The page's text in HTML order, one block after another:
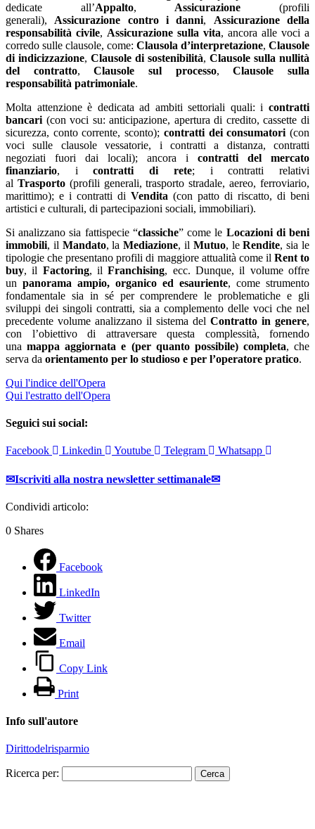
dedicate all’Appalto, Assicurazione (profili
generali), Assicurazione contro i danni, Assicurazione della
responsabilità civile, Assicurazione sulla vita, ancora alle voci a
corredo sulle clausole, come: Clausola d’interpretazione, Clausole
di indicizzazione, Clausole di sostenibilità, Clausole sulla nullità
del contratto,Clausole sul processo,Clausole sulla
responsabilità patrimoniale.
Molta attenzione è dedicata ad ambiti settoriali quali: i contratti
bancari (con voci su: anticipazione, apertura di credito, cassette di
sicurezza, conto corrente, sconto); contratti dei consumatori (con
voci sulle clausole vessatorie, i contratti a distanza, contratti
negoziati fuori dai locali); ancora i contratti del mercato
finanziario, icontratti di rete; i contratti relativi
al Trasporto(profili generali, trasporto stradale, aereo, ferroviario,
marittimo); e i contratti di Vendita (con patto di riscatto, di beni
artistici e culturali, di partecipazioni sociali, immobiliari).
Si analizzano sia fattispecie “classiche” come le Locazioni di beni
immobili, il Mandato, laMediazione, il Mutuo, leRendite, sia le
tipologie che presentano profili di maggiore attualità come il Rent to
buy, il Factoring, ilFranchising, ecc. Dunque, il volume offre
un panorama ampio, organico ed esauriente, come strumento
fondamentale sia in sé per comprendere le problematiche e gli
sviluppi dei singoli contratti, sia a complemento delle voci che nel
precedente volume analizzano il sistema del Contratto in genere,
con l’obiettivo di attraversare questa complessità, fornendo
unamappa aggiornata e (per quanto possibile) completa, che
serva da orientamento per lo studioso e per l’operatore pratico.
Qui l'indice dell'Opera
Qui l'estratto dell'Opera
Seguici sui social:
Facebook Linkedin Youtube Telegram Whatsapp
✉Iscriviti alla nostra newsletter settimanale✉
Condividi articolo:
0 Shares
Facebook
LinkedIn
Twitter
Email
Copy Link
Print
Info sull'autore
Dirittodelrisparmio
Ricerca per: